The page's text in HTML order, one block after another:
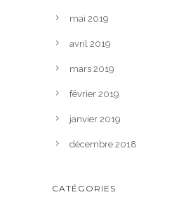
mai 2019
avril 2019
mars 2019
février 2019
janvier 2019
décembre 2018
CATÉGORIES